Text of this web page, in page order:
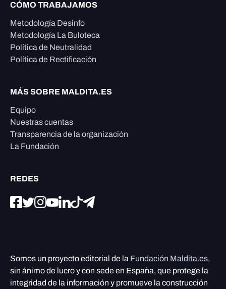
CÓMO TRABAJAMOS
Metodología Desinfo
Metodología La Buloteca
Política de Neutralidad
Política de Rectificación
MÁS SOBRE MALDITA.ES
Equipo
Nuestras cuentas
Transparencia de la organización
La Fundación
REDES
Somos un proyecto editorial de la Fundación Maldita.es,
sin ánimo de lucro y con sede en España, que protege la
integridad de la información y promueve la construcción